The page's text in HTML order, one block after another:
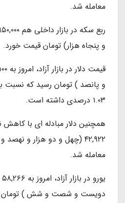
معامله شد.
و پنجاه هزار) تومان قیمت خورد.
۱.۰۳ درصدی داشته است.
۴۲,۹۲۲ (چهل و دو هزار و
معامله شد.